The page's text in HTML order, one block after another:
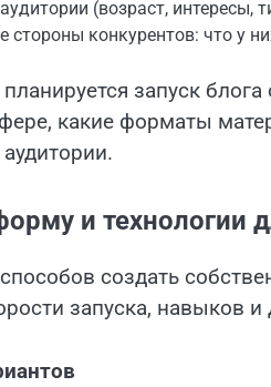
(возраст, интересы,
стороны конкурентов: что у
запуск
какие форматы
и технологии
создать
запуска, навыков